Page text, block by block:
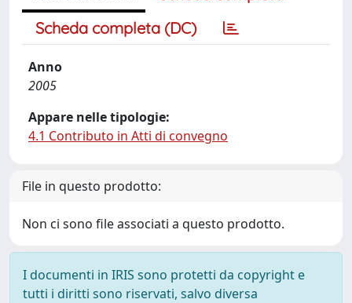
Scheda completa (DC)
Anno
2005
Appare nelle tipologie:
4.1 Contributo in Atti di convegno
File in questo prodotto:
Non ci sono file associati a questo prodotto.
I documenti in IRIS sono protetti da copyright e
tutti i diritti sono riservati, salvo diversa